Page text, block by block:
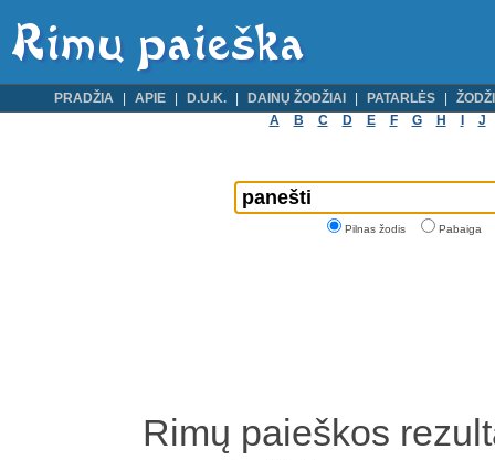
PRADŽIA APIE D.U.K. DAINŲ ŽODŽIAI PATARLĖS
A
B C D E F G H J
Pilnas žodis Pabaiga
Rimų paieškos